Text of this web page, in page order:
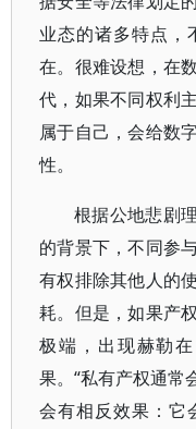
业态的诸多特点，
在。很难设想，在
代，如果不同权利
属于自己，会给数
性。
根据公地悲剧
的背景下，不同参
有权排除其他人的
耗。但是，如果产
极端，出现赫勒
果。“私有产权通常
会有相反效果：它